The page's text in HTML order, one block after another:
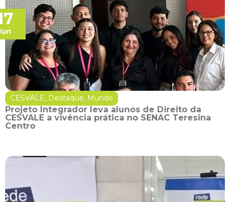
CESVALE, Destaque, Mundo
Projeto Integrador leva alunos de Direito da
CESVALE a vivência prática no SENAC Teresina
Centro